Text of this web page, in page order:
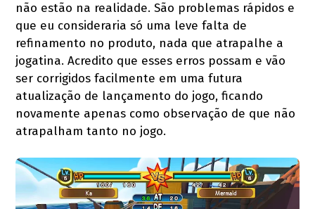
não estão na realidade. São problemas rápidos e
que eu consideraria só uma leve falta de
refinamento no produto, nada que atrapalhe a
jogatina. Acredito que esses erros possam e vão
ser corrigidos facilmente em uma futura
atualização de lançamento do jogo, ficando
novamente apenas como observação de que não
atrapalham tanto no jogo.